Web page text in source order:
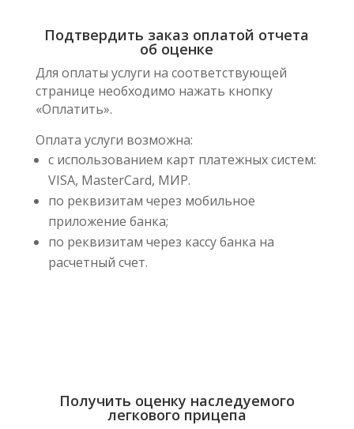
Подтвердить заказ оплатой отчета
об оценке
Для оплаты услуги на соответствующей
странице необходимо нажать кнопку
«Оплатить».
Оплата услуги возможна:
с использованием карт платежных систем:
VISA, MasterCard, МИР.
по реквизитам через мобильное
приложение банка;
по реквизитам через кассу банка на
расчетный счет.
Получить оценку наследуемого
легкового прицепа